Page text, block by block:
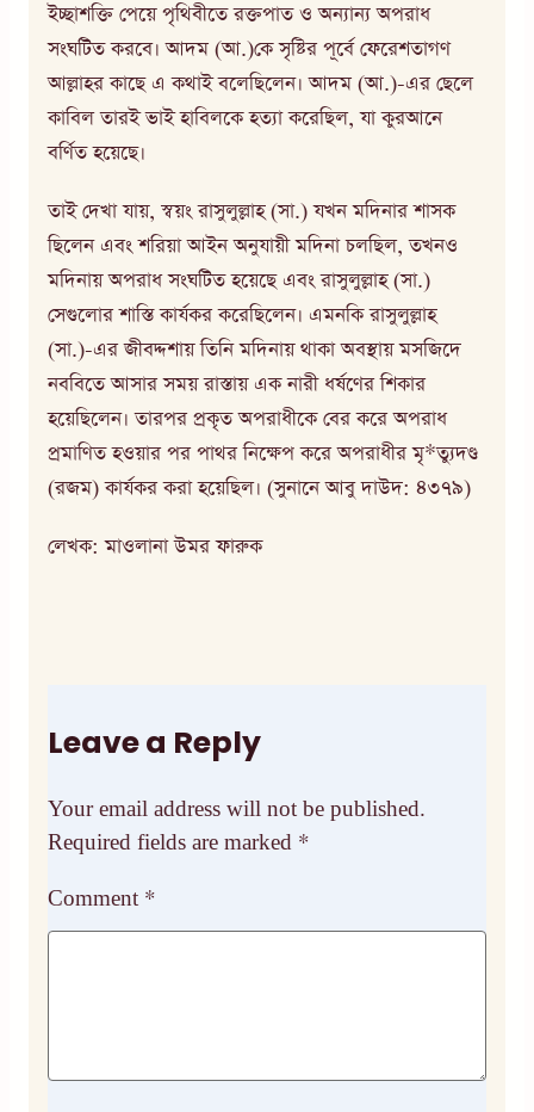
ইচ্ছাশক্তি পেয়ে পৃথিবীতে রক্তপাত ও অন্যান্য অপরাধ
সংঘটিত করবে। আদম (আ.)কে সৃষ্টির পূর্বে ফেরেশতাগণ
আল্লাহর কাছে এ কথাই বলেছিলেন। আদম (আ.)-এর ছেলে
কাবিল তারই ভাই হাবিলকে হত্যা করেছিল, যা কুরআনে
বর্ণিত হয়েছে।
তাই দেখা যায়, স্বয়ং রাসুলুল্লাহ (সা.) যখন মদিনার শাসক
ছিলেন এবং শরিয়া আইন অনুযায়ী মদিনা চলছিল, তখনও
মদিনায় অপরাধ সংঘটিত হয়েছে এবং রাসুলুল্লাহ (সা.)
সেগুলোর শাস্তি কার্যকর করেছিলেন। এমনকি রাসুলুল্লাহ
(সা.)-এর জীবদ্দশায় তিনি মদিনায় থাকা অবস্থায় মসজিদে
নববিতে আসার সময় রাস্তায় এক নারী ধর্ষণের শিকার
হয়েছিলেন। তারপর প্রকৃত অপরাধীকে বের করে অপরাধ
প্রমাণিত হওয়ার পর পাথর নিক্ষেপ করে অপরাধীর মৃ*ত্যুদণ্ড
(রজম) কার্যকর করা হয়েছিল। (সুনানে আবু দাউদ: ৪৩৭৯)
লেখক: মাওলানা উমর ফারুক
Leave a Reply
Your email address will not be published.
Required fields are marked *
Comment *